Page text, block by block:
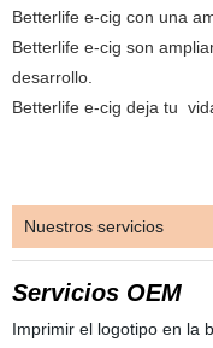
Betterlife e-cig con una
Betterlife e-cig son
desarrollo.
Betterlife e-cig deja tu
Nuestros servicios
Servicios OEM
Imprimir el logotipo en la